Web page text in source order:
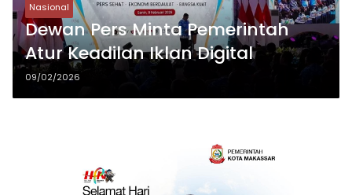
Nasional
Dewan Pers Minta Pemerintah
Atur Keadilan Iklan Digital
09/02/2026